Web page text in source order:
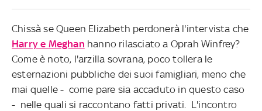
Chissà se Queen Elizabeth perdonerà l'intervista che
Harry e Meghan hanno rilasciato a Oprah Winfrey?
Come è noto, l'arzilla sovrana, poco tollera le
esternazioni pubbliche dei suoi famigliari, meno che
mai quelle - come pare sia accaduto in questo caso
- nelle quali si raccontano fatti privati. L'incontro